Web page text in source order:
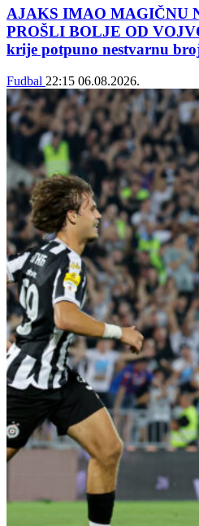
AJAKS IMAO MAGIČNU
PROŠLI BOLJE OD
krije potpuno nestvarnu
Fudbal 22:15 06.08.2026.